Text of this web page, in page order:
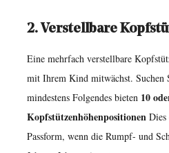
in-
Autositz?
8.1
Abnehmbarer,
maschinenwaschbarer
Bezug
2. Verstellbare
Eine mehrfach verstellbare
mit Ihrem Kind mitwächst. Suchen
mindestens Folgendes bieten 10
Kopfstützenhöhenpositionen Dies
Passform, wenn die Rumpf- und